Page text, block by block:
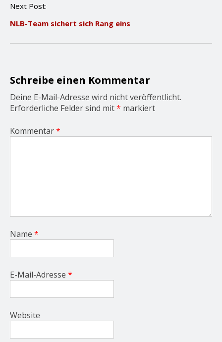
a
i
o
n
Next Post:
NLB-Team sichert sich Rang eins
Schreibe einen Kommentar
Deine E-Mail-Adresse wird nicht veröffentlicht.
Erforderliche Felder sind mit* markiert
Kommentar*
Name *
E-Mail-Adresse *
Website